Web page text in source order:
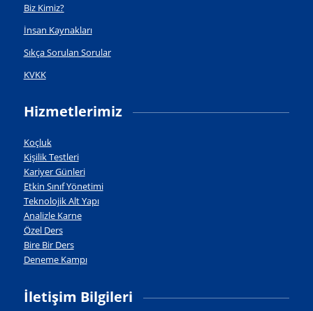
Biz Kimiz?
İnsan Kaynakları
Sıkça Sorulan Sorular
KVKK
Hizmetlerimiz
Koçluk
Kişilik Testleri
Kariyer Günleri
Etkin Sınıf Yönetimi
Teknolojik Alt Yapı
Analizle Karne
Özel Ders
Bire Bir Ders
Deneme Kampı
İletişim Bilgileri